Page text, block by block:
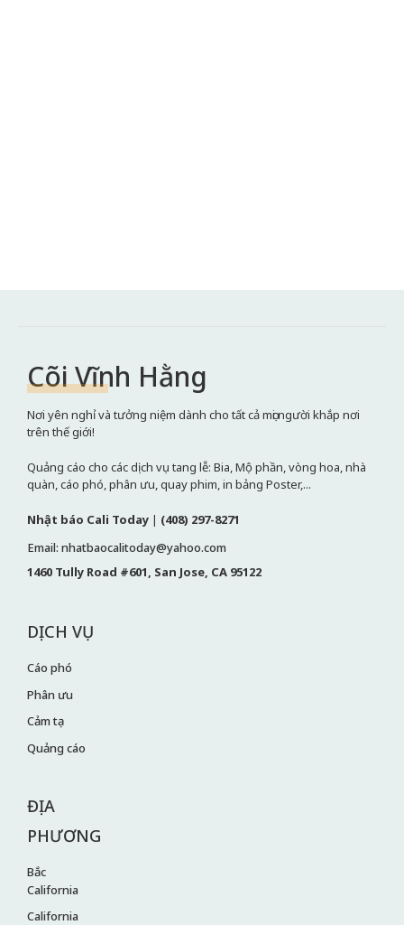
Cõi Vĩnh Hằng
Nơi yên nghỉ và tưởng niệm dành cho tất cả mọi người khắp nơi
trên thế giới!
Quảng cáo cho các dịch vụ tang lễ: Bia, Mộ phần, vòng hoa, nhà
quàn, cáo phó, phân ưu, quay phim, in bảng Poster,...
Nhật báo Cali Today | (408) 297-8271
Email: nhatbaocalitoday@yahoo.com
1460 Tully Road #601, San Jose, CA 95122
DỊCH VỤ
Cáo phó
Phân ưu
Cảm tạ
Quảng cáo
ĐỊA
PHƯƠNG
Bắc
California
California